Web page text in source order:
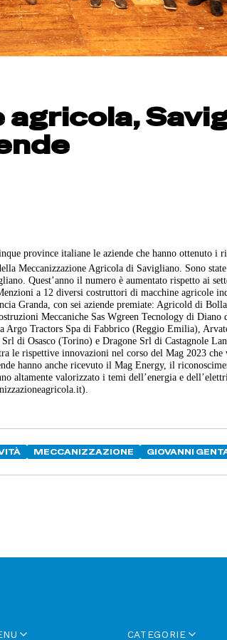
province italiane le aziende che hanno ottenuto i
Meccanizzazione Agricola di Savigliano. Sono
Quest’anno il numero è aumentato rispetto ai
a 12 diversi costruttori di macchine agricole
Granda, con sei aziende premiate: Agricold di
Meccaniche Sas Wgreen Tecnology di Diano
Argo Tractors Spa di Fabbrico (Reggio Emilia),
di Osasco (Torino) e Dragone Srl di Castagnole
le rispettive innovazioni nel corso del Mag 2023 che
hanno anche ricevuto il Mag Energy, il
altamente valorizzato i temi dell’energia e
MECCANIZZAZIONE GIOVANNI
CATEGORIE